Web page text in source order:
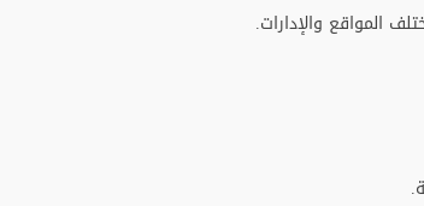
المواقع والإدارات.